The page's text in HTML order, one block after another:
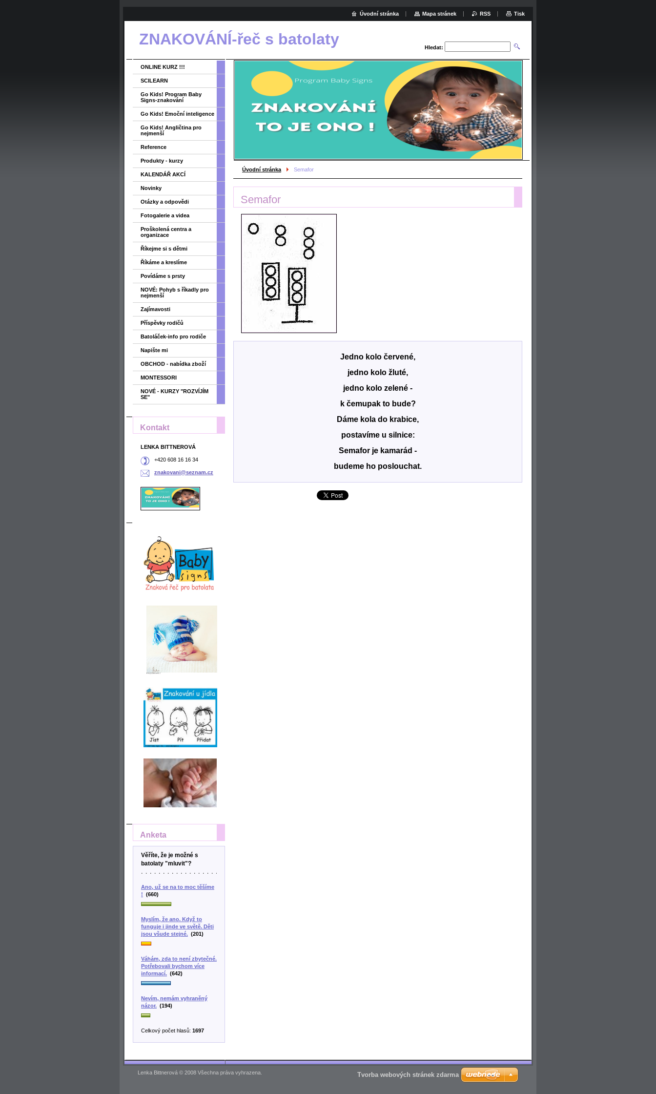
ZNAKOVÁNÍ-řeč s batolaty Hledat:
Úvodní stránka Semafor
Semafor
Jedno kolo červené,
jedno kolo žluté,
jedno kolo zelené -
k čemupak to bude?
Dáme kola do krabice,
postavíme u silnice:
Semafor je kamarád -
budeme ho poslouchat.
ONLINE KURZ !!!
SCILEARN
Go Kids! Program Baby
Signs-znakování
Go Kids! Emoční inteligence
Go Kids! Angličtina pro
nejmenší
Reference
Produkty - kurzy
KALENDÁŘ AKCÍ
Novinky
Otázky a odpovědi
Fotogalerie a videa
Proškolená centra a
organizace
Říkejme si s dětmi
Říkáme a kreslíme
Povídáme s prsty
NOVÉ: Pohyb s říkadly pro
nejmenší
Zajímavosti
Příspěvky rodičů
Batoláček-info pro rodiče
Napište mi
OBCHOD - nabídka zboží
MONTESSORI
NOVÉ - KURZY "ROZVÍJÍM
SE"
Kontakt
LENKA BITTNEROVÁ
+420 608 16 16 34
znakovani@seznam.cz
Anketa
Věříte, že je možné s
batolaty "mluvit"?
Ano, už se na to moc těšíme
! (660)
Myslím, že ano. Když to
funguje i jinde ve světě. Děti
jsou všude stejné. (201)
Váhám, zda to není zbytečné.
Potřebovali bychom více
informací. (642)
Nevím, nemám vyhraněný
názor. (194)
Celkový počet hlasů: 1697
Úvodní stránka Mapa stránek RSS Tisk
Lenka Bittnerová © 2008 Všechna práva vyhrazena. Tvorba webových stránek zdarma